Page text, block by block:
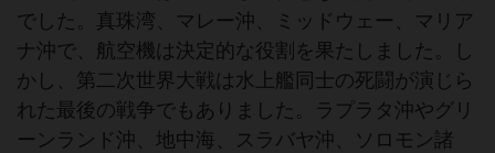
でした。真珠湾、マレー沖、ミッドウェー、マリア
ナ沖で、航空機は決定的な役割を果たしました。し
かし、第二次世界大戦は水上艦同士の死闘が演じら
れた最後の戦争でもありました。ラプラタ沖やグリ
ーンランド沖、地中海、スラバヤ沖、ソロモン諸